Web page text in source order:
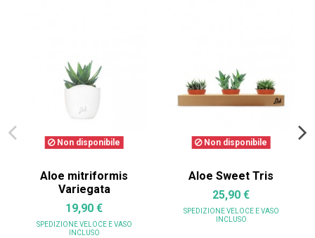
Non disponibile
Aloe mitriformis
Variegata
19,90 €
SPEDIZIONE VELOCE E VASO
INCLUSO
Non disponibile
Aloe Sweet Tris
25,90 €
SPEDIZIONE VELOCE E VASO
INCLUSO